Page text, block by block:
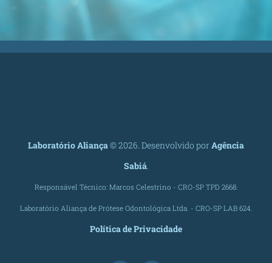
Laboratório Aliança©2026. Desenvolvido por Agência
Sabiá.
Responsável Técnico: Marcos Celestrino - CRO-SP TPD 2668.
Laboratório Aliança de Prótese Odontológica Ltda. - CRO-SP LAB 624.
Política de Privacidade